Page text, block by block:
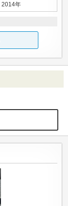
2014年